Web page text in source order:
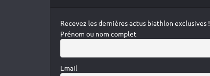
Recevez les dernières actus biathlon exclusives !
Prénom ou nom complet
Email